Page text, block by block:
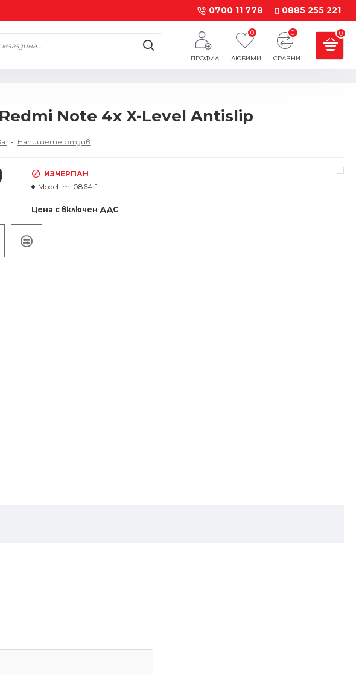
0700 11 778 0885 255 221
ПРОФИЛ ЛЮБИМИ
0
СРАВНИ
0 0
Note 4x X-Level Antislip
- Напишете отзив
ИЗЧЕРПАН
Model: m-0864-1
Цена с включен ДДС